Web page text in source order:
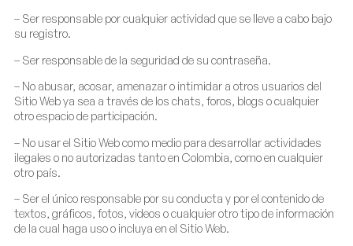
– Ser responsable por cualquier actividad que se lleve a cabo bajo
su registro.
– Ser responsable de la seguridad de su contraseña.
– No abusar, acosar, amenazar o intimidar a otros usuarios del
Sitio Web ya sea a través de los chats, foros, blogs o cualquier
otro espacio de participación.
– No usar el Sitio Web como medio para desarrollar actividades
ilegales o no autorizadas tanto en Colombia, como en cualquier
otro país.
– Ser el único responsable por su conducta y por el contenido de
textos, gráficos, fotos, videos o cualquier otro tipo de información
de la cual haga uso o incluya en el Sitio Web.